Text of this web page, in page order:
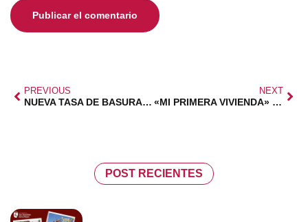
PREVIOUS
NUEVA TASA DE BASURAS PARA 2025
NEXT
«MI PRIMERA VIVIENDA» PARA FAMILIAS NUMEROSAS
POST RECIENTES